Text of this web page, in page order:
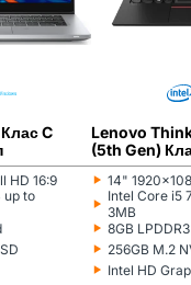
C
HD 16:9
up to
Lenovo
(5th Gen)
лаптоп
‣
Монитор:
14"
‣
Процесор:
Intel Core i5
3MB
‣
Рам памет:
8GB LPDDR3
‣
Хард диск:
256GB M.2
‣
Видеокарта:
Intel HD